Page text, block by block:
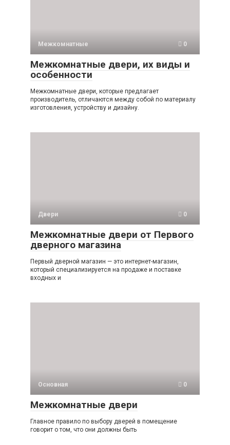
Межкомнатные 0
Межкомнатные двери, их виды и
особенности
Межкомнатные двери, которые предлагает
производитель, отличаются между собой по материалу
изготовления, устройству и дизайну.
Двери 0
Межкомнатные двери от Первого
дверного магазина
Первый дверной магазин — это интернет-магазин,
который специализируется на продаже и поставке
входных и
Основная 0
Межкомнатные двери
Главное правило по выбору дверей в помещение
говорит о том, что они должны быть